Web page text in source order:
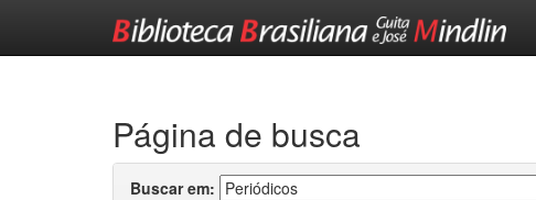
Página de busca
Buscar em: